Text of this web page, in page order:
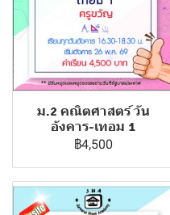
ม.2 คณิตศาสตร์ วัน
อังคาร-เทอม 1
฿4,500